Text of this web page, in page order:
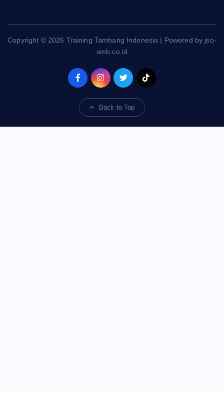
Copyright © 2026 Training Tambang Indonesia | Powered by jso-
smb.co.id
Back to Top